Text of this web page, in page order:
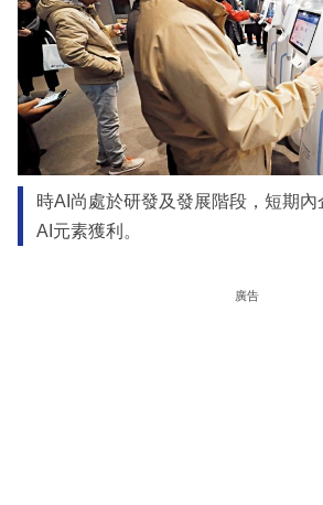
時AI尚處於研發及發展階段，短期
AI元素獲利。
廣告